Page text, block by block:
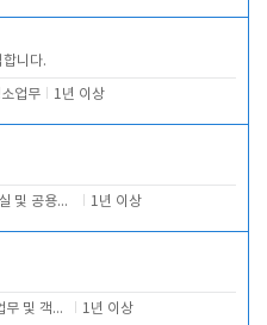
니다.
업무 1년 이상
호텔객실 및 공용시설 청소 관리 1년 이상
카운터 업무 및 객실관리(청소상태 확인, 객실판매) 1년 이상